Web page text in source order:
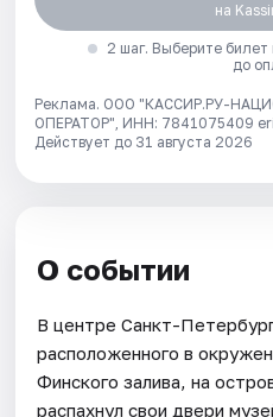
на
2 шаг. Выберите
до
Реклама. ООО "КАССИР.РУ-
ОПЕРАТОР", ИНН: 7841075409
Действует до 31 августа 2026
О событии
В центре Санкт-
расположенного в
Финского залива, на
распахнул свои двери